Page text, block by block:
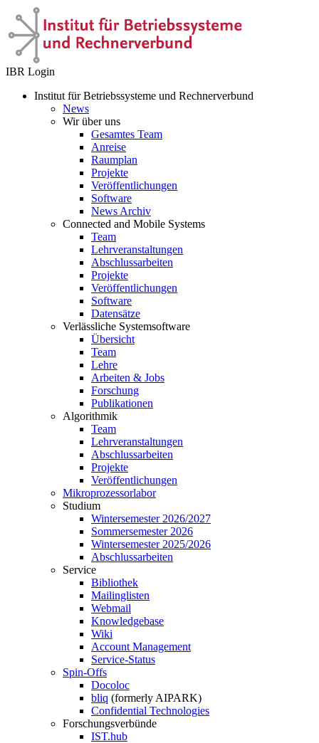
IBR Login
Institut für Betriebssysteme und Rechnerverbund
News
Wir über uns
Gesamtes Team
Anreise
Raumplan
Projekte
Veröffentlichungen
Software
News Archiv
Connected and Mobile Systems
Team
Lehrveranstaltungen
Abschlussarbeiten
Projekte
Veröffentlichungen
Software
Datensätze
Verlässliche Systemsoftware
Übersicht
Team
Lehre
Arbeiten & Jobs
Forschung
Publikationen
Algorithmik
Team
Lehrveranstaltungen
Abschlussarbeiten
Projekte
Veröffentlichungen
Mikroprozessorlabor
Studium
Wintersemester 2026/2027
Sommersemester 2026
Wintersemester 2025/2026
Abschlussarbeiten
Service
Bibliothek
Mailinglisten
Webmail
Knowledgebase
Wiki
Account Management
Service-Status
Spin-Offs
Docoloc
bliq (formerly AIPARK)
Confidential Technologies
Forschungsverbünde
IST.hub